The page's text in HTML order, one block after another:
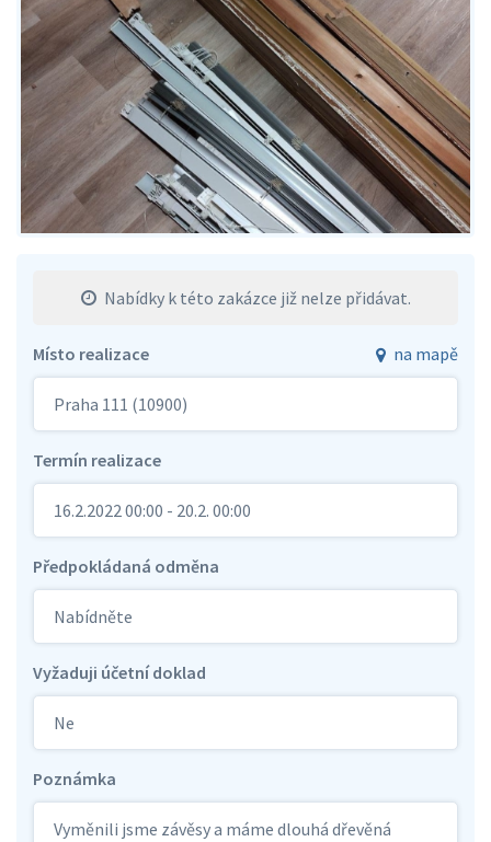
Nabídky k této zakázce již nelze přidávat.
Místo realizace na mapě
Praha 111 (10900)
Termín realizace
16.2.2022 00:00 - 20.2. 00:00
Předpokládaná odměna
Nabídněte
Vyžaduji účetní doklad
Ne
Poznámka
Vyměnili jsme závěsy a máme dlouhá dřevěná